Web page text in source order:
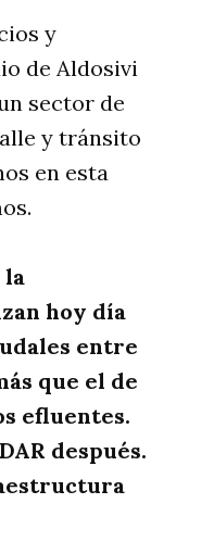
y
de Aldosivi
sector de
y tránsito
en esta
la
hoy día
entre
que el de
efluentes.
después.